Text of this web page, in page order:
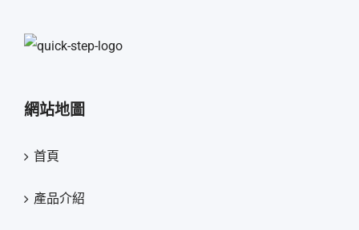
網站地圖
首頁
產品介紹